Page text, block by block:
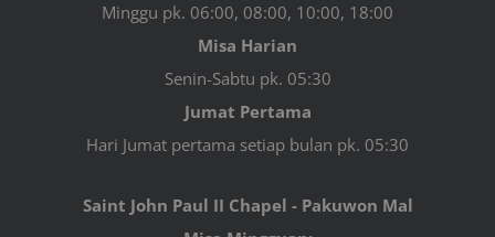
Minggu pk. 06:00, 08:00, 10:00, 18:00
Misa Harian
Senin-Sabtu pk. 05:30
Jumat Pertama
Hari Jumat pertama setiap bulan pk. 05:30
Saint John Paul II Chapel - Pakuwon Mal